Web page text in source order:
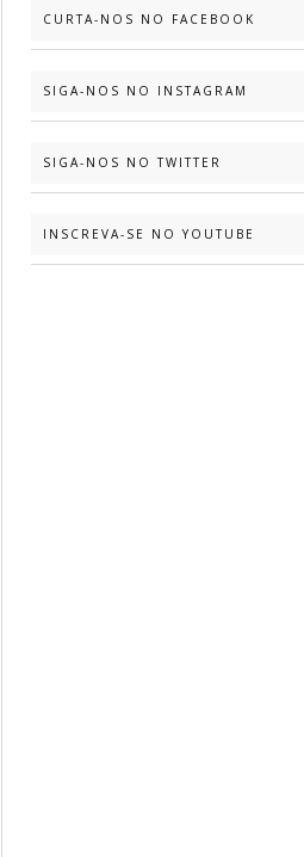
CURTA-NOS NO FACEBOOK
SIGA-NOS NO INSTAGRAM
SIGA-NOS NO TWITTER
INSCREVA-SE NO YOUTUBE